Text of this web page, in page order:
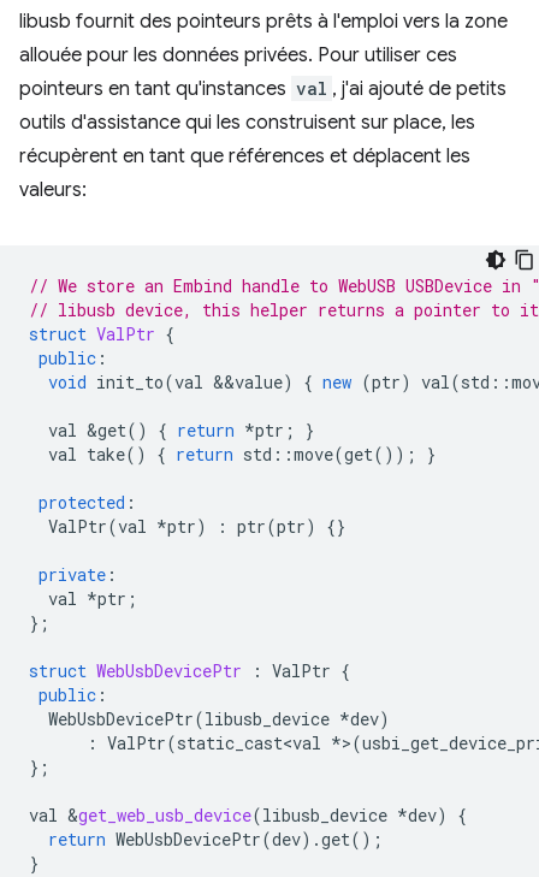
libusb fournit des pointeurs prêts à l'emploi vers la zone
allouée pour les données privées. Pour utiliser ces
pointeurs en tant qu'instances val , j'ai ajouté de petits
outils d'assistance qui les construisent sur place, les
récupèrent en tant que références et déplacent les
valeurs:
// We store an Embind handle to WebUSB USBDevice
// libusb device, this helper returns a pointer to
struct ValPtr {
public :
void init_to(val &&value) { new (ptr) val(std ::
val &get() { return *ptr ;
}
val take() { return std ::move(get()); }
protected :
ValPtr(val *ptr) : ptr(ptr) {}
private :
val *ptr ;
};
struct WebUsbDevicePtr : ValPtr {
public :
WebUsbDevicePtr(libusb_device *dev)
: ValPtr(static_cast<val *>(
};
val &get_web_usb_device(libusb_device *dev)
{
return WebUsbDevicePtr(dev).get();
}